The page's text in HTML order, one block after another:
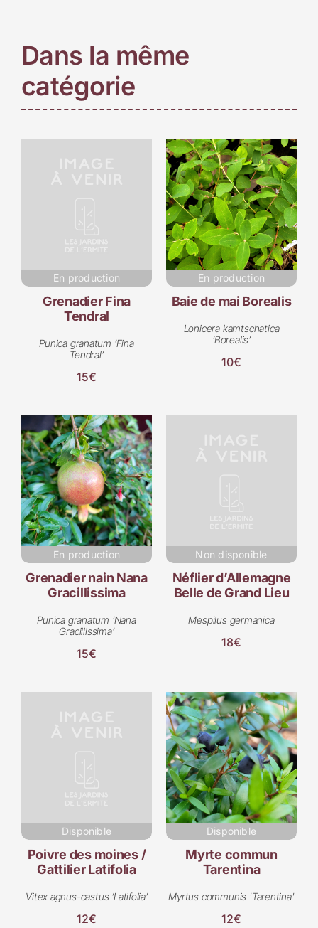
Dans la même
catégorie
En production
Grenadier Fina
Tendral
Punica granatum ‘Fina
Tendral’
15€
En production
Baie de mai Borealis
Lonicera kamtschatica
‘Borealis’
10€
En production
Grenadier nain Nana
Gracillissima
Punica granatum ‘Nana
Gracillissima’
15€
Non disponible
Néflier d’Allemagne
Belle de Grand Lieu
Mespilus germanica
18€
Disponible
Poivre des moines /
Gattilier Latifolia
Vitex agnus-castus ‘Latifolia’
12€
Disponible
Myrte commun
Tarentina
Myrtus communis 'Tarentina'
12€